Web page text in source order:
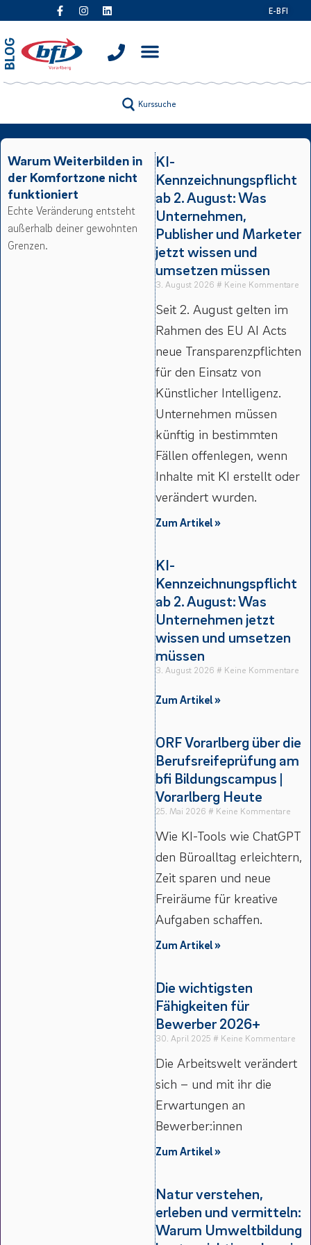
E-BFI
Kurssuche
Warum Weiterbilden in
der Komfortzone nicht
funktioniert
Echte Veränderung entsteht
außerhalb deiner gewohnten
Grenzen.
KI-
Kennzeichnungspflicht
ab 2. August: Was
Unternehmen,
Publisher und Marketer
jetzt wissen und
umsetzen müssen
3. August 2026 Keine Kommentare
Seit 2. August gelten im
Rahmen des EU AI Acts
neue Transparenzpflichten
für den Einsatz von
Künstlicher Intelligenz.
Unternehmen müssen
künftig in bestimmten
Fällen offenlegen, wenn
Inhalte mit KI erstellt oder
verändert wurden.
Zum Artikel »
KI-
Kennzeichnungspflicht
ab 2. August: Was
Unternehmen jetzt
wissen und umsetzen
müssen
3. August 2026 Keine Kommentare
Zum Artikel »
ORF Vorarlberg über die
Berufsreifeprüfung am
bfi Bildungscampus |
Vorarlberg Heute
25. Mai 2026 Keine Kommentare
Wie KI-Tools wie ChatGPT
den Büroalltag erleichtern,
Zeit sparen und neue
Freiräume für kreative
Aufgaben schaffen.
Zum Artikel »
Die wichtigsten
Fähigkeiten für
Bewerber 2026+
30. April 2025 Keine Kommentare
Die Arbeitswelt verändert
sich – und mit ihr die
Erwartungen an
Bewerber:innen
Zum Artikel »
Natur verstehen,
erleben und vermitteln:
Warum Umweltbildung